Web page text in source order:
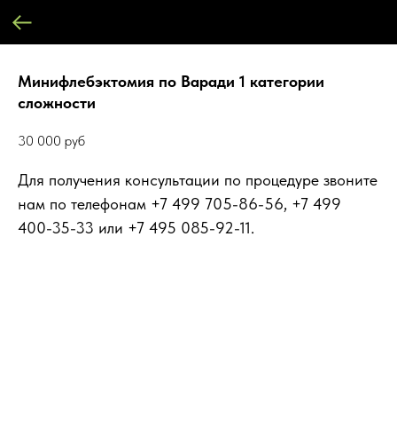
Минифлебэктомия по Варади 1 категории
сложности
30 000 руб
Для получения консультации по процедуре звоните
нам по телефонам +7 499 705-86-56, +7 499
400-35-33 или +7 495 085-92-11.